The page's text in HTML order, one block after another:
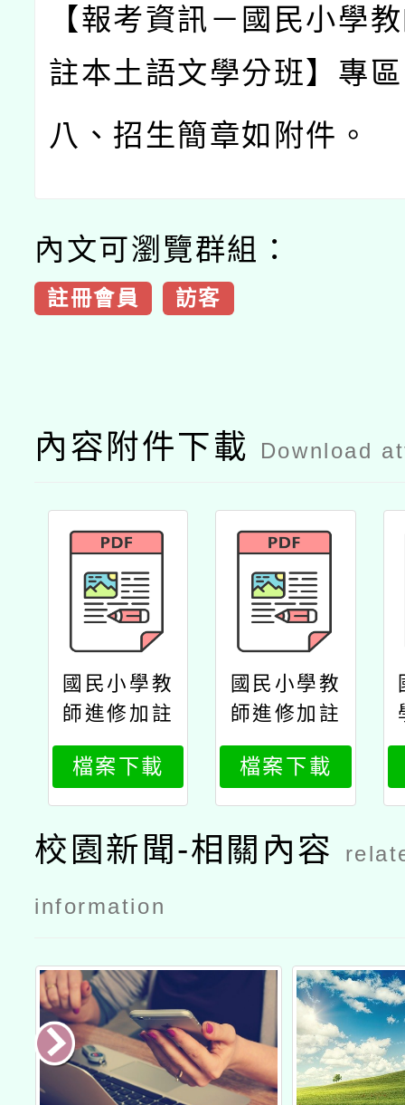
【報考資訊－國民小學
註本土語文學分班】專
八、招生簡章如附件。
內文可瀏覽群組：
註冊會員 訪客
內容附件下載 Download
國民小學教
師進修加註
語文領域客
家語文專長
學分班招生
簡章
檔案下載
國民小學教
師進修加註
語文領域臺
灣台語專長
學分班招生
簡章
檔案下載
校園新聞-相關內容
information